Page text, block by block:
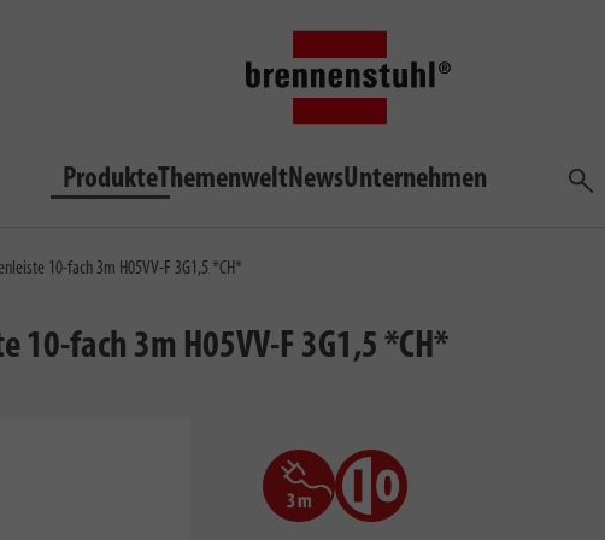
ProdukteThemenweltNewsUnternehmen
10-fach 3m H05VV-F 3G1,5 *CH*
10-fach 3m H05VV-F 3G1,5 *CH*